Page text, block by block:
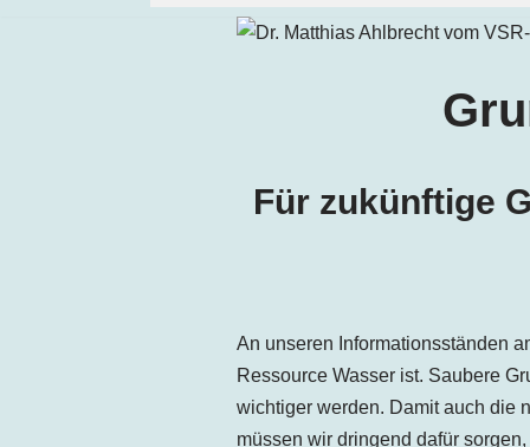
Für zukünftige
An unseren Informationsständen
Ressource Wasser ist. Saubere
wichtiger werden. Damit auch die
müssen wir dringend dafür